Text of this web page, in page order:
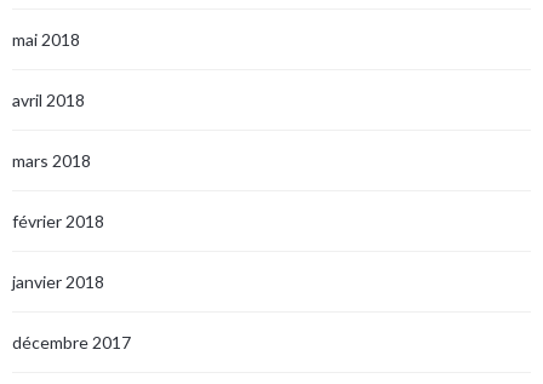
mai 2018
avril 2018
mars 2018
février 2018
janvier 2018
décembre 2017